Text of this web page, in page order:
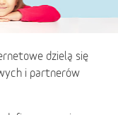
dzielą się
i partnerów